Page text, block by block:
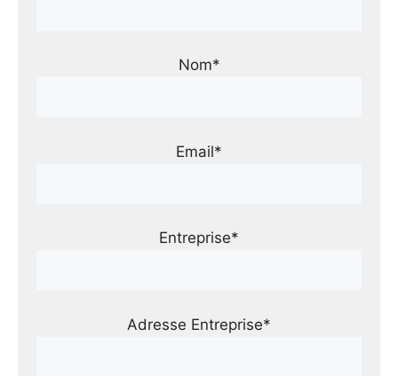
Nom*
Email*
Entreprise*
Adresse Entreprise*